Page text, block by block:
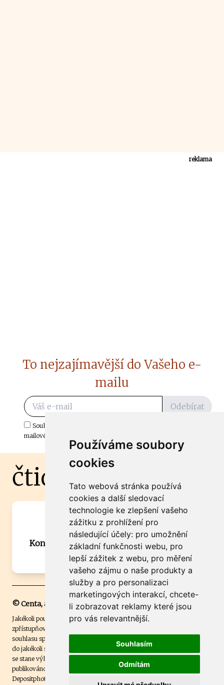
Používáme soubory
cookies
Tato webová stránka používá
cookies a další sledovací
technologie ke zlepšení vašeho
zážitku z prohlížení pro
následující účely: pro umožnění
základní funkčnosti webu, pro
lepší zážitek z webu, pro měření
vašeho zájmu o naše produkty a
služby a pro personalizaci
marketingových interakcí, chcete-
li zobrazovat reklamy které jsou
pro vás relevantnější.
Souhlasím
Odmítám
reklama
To nejzajímavější do Vašeho e-
mailu
Odebírat
Souhlasím s odběrem důležitých zpráv ze ČtiDoma.cz do mé e-
mailové schránky.
čtidoma.cz
Máte zajímavou informaci? Chcete
spolupracovat?
Kontaktujte šéfredaktora Martina Chalupu:
chalupa@ctidoma.cz
© Centa, a.s.
Jakékoli použití obsahu včetně převzetí, šíření či dalšího užití a
zpřístupňování textových či obrazových materiálů bez písemného
souhlasu společnosti Centa,a.s. je zakázáno. Čtenář svým přihlášením
do jakékoli soutěže na našem webu dává souhlas s tím, že v případě, že
se stane výhercem této soutěže, může být jeho jméno na webu
publikováno. Centa, a.s. využívala licenci ČTK a využívá fotografie z
Depositphotos